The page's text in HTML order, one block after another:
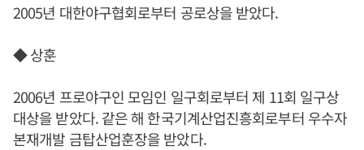
2005년 대한야구협회로부터 공로상을 받았다.
◆ 상훈
2006년 프로야구인 모임인 일구회로부터 제 11회 일구상
대상을 받았다. 같은 해 한국기계산업진흥회로부터 우수자
본재개발 금탑산업훈장을 받았다.